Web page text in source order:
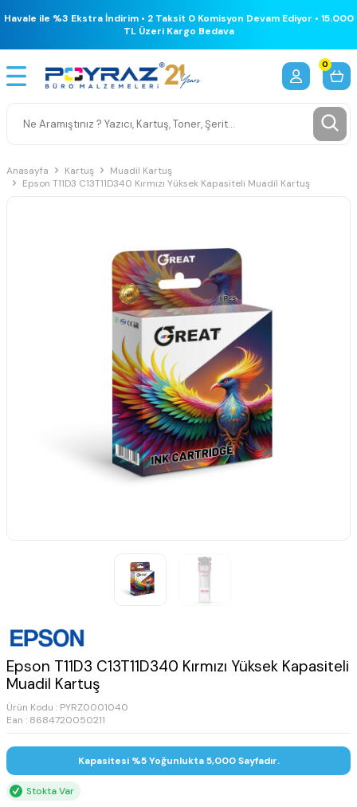
Havale ile %3 Ekstra İndirim • 2 Taksit 0 Komisyon Devam Ediyor • 15.000
TL Üzeri Kargo Bedava
0
Anasayfa Kartuş
Muadil Kartuş
Epson T11D3 C13T11D340 Kırmızı Yüksek Kapasiteli Muadil Kartuş
Epson T11D3 C13T11D340 Kırmızı Yüksek Kapasiteli
Muadil Kartuş
Ürün Kodu : PYRZ0001040
Ean : 8684720050211
Kapasitesi %5 Yoğunlukta 5,000 Sayfadır.
Stokta Var